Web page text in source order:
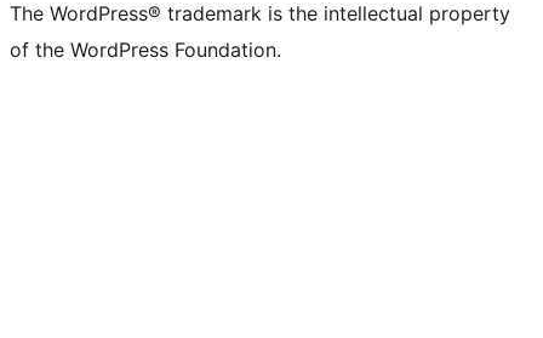
The WordPress® trademark is the intellectual property
of the WordPress Foundation.